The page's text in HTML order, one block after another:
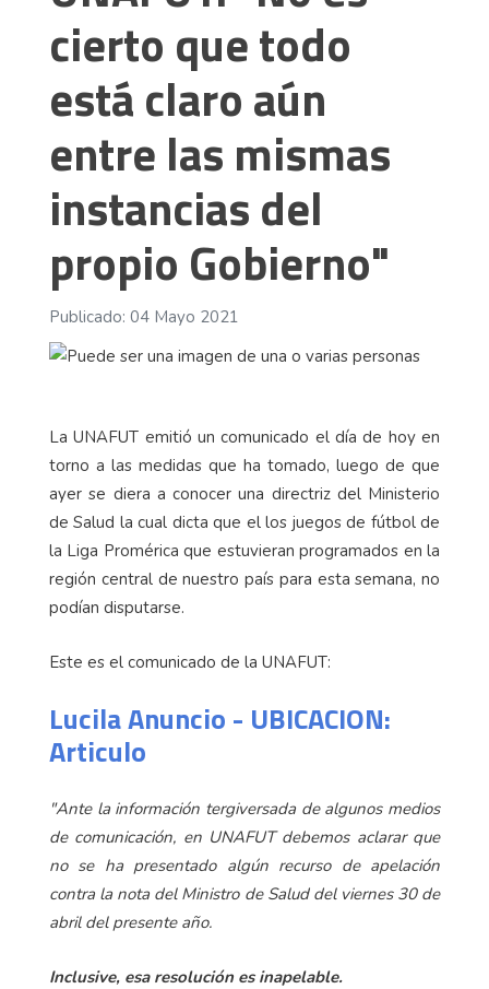
cierto que todo
está claro aún
entre las mismas
instancias del
propio Gobierno"
Publicado: 04 Mayo 2021
La UNAFUT emitió un comunicado el día de hoy en
torno a las medidas que ha tomado, luego de que
ayer se diera a conocer una directriz del Ministerio
de Salud la cual dicta que el los juegos de fútbol de
la Liga Promérica que estuvieran programados en la
región central de nuestro país para esta semana, no
podían disputarse.
Este es el comunicado de la UNAFUT:
Lucila Anuncio - UBICACION:
Articulo
"Ante la información tergiversada de algunos medios
de comunicación, en UNAFUT debemos aclarar que
no se ha presentado algún recurso de apelación
contra la nota del Ministro de Salud del viernes 30 de
abril del presente año.
Inclusive, esa resolución es inapelable.